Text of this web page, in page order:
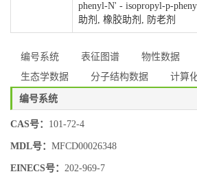
phenyl-N' - isopropyl-p-
助剂, 橡胶助剂, 防老剂
编号系统 表征图谱 物性数据
生态学数据
分子结构数据 计算
编号系统
CAS号： 101-72-4
MDL号： MFCD00026348
EINECS号： 202-969-7